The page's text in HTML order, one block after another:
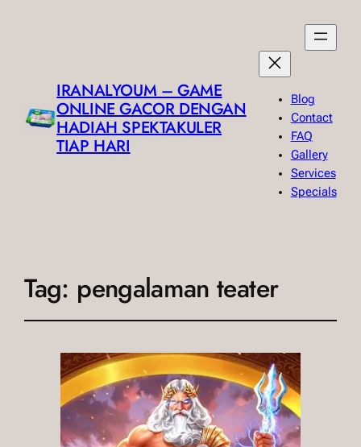
IRANALYOUM – GAME
ONLINE GACOR DENGAN
HADIAH SPEKTAKULER
TIAP HARI
Blog
Contact
FAQ
Gallery
Services
Specials
Tag: pengalaman teater